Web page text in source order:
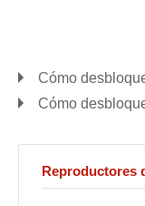
Cómo
Cómo
Reproductores